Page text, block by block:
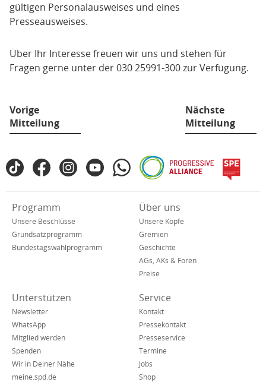
gültigen Personalausweises und eines
Presseausweises.
Über Ihr Interesse freuen wir uns und stehen für
Fragen gerne unter der 030 25991-300 zur Verfügung.
Vorige
Mitteilung
Nächste
Mitteilung
Fußbereich
SPD
sozialen
Netzwerken
TikTokFacebookInstagramYouTubeWhatsAppProgressive
Alliance
Verkürzte
Navigation
Programm
Unsere Beschlüsse
Grundsatzprogramm
Bundestagswahlprogramm
Über uns
Unsere Köpfe
Gremien
Geschichte
AGs, AKs & Foren
Preise
Unterstützen
Newsletter
WhatsApp
Mitglied werden
Spenden
Wir in Deiner Nähe
meine.spd.de
Service
Kontakt
Pressekontakt
Presseservice
Termine
Jobs
Shop